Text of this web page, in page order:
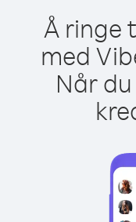
Å ringe
med
Når